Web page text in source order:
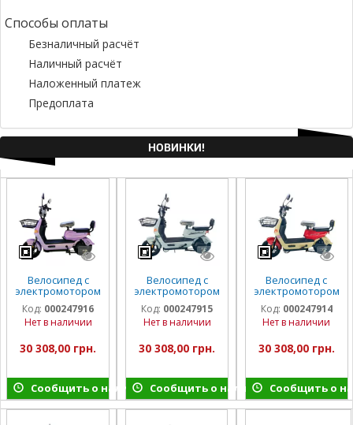
Способы оплаты
Безналичный расчёт
Наличный расчёт
Наложенный платеж
Предоплата
НОВИНКИ!
Велосипед с
электромотором
SPARK R8 14"
60V/800W/20Ah
LiFePO4
Код: 000247916
Нет в наличии
30 308,00 грн.
Сообщить о наличии
Велосипед с
электромотором
SPARK R8 14"
60V/800W/20Ah
LiFePO4 светло-
Код: 000247915
Нет в наличии
30 308,00 грн.
Сообщить о наличии
Велосипед с
электромотором
SPARK R8 14"
60V/800W/20Ah
LiFePO4
красным
Код: 000247914
Нет в наличии
30 308,00 грн.
Сообщить о